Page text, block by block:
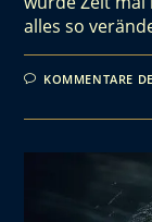
alles so
KOMMENTARE